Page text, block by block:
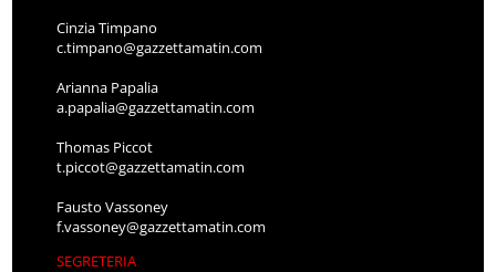
Cinzia Timpano
c.timpano@gazzettamatin.com
Arianna Papalia
a.papalia@gazzettamatin.com
Thomas Piccot
t.piccot@gazzettamatin.com
Fausto Vassoney
f.vassoney@gazzettamatin.com
SEGRETERIA